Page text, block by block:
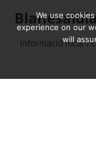
Informació local i
We use
experience on our
will